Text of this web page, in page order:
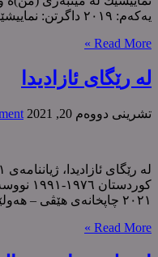
یەکەم: ٢٠١٩ داگرتن: نماییشێك لە مینبەری من ەوە
Read More »
لە رێگای ئازادیدا
تشرینی دووه‌م 20, 2021
٢٠٢١ چاپخانەی هێڤی – هەولێر داگرتن: بەرگی یەکەم
Read More »